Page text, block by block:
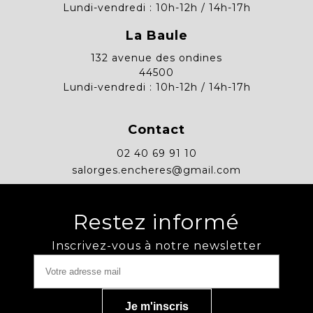
Lundi-vendredi : 10h-12h / 14h-17h
La Baule
132 avenue des ondines
44500
Lundi-vendredi : 10h-12h / 14h-17h
Contact
02 40 69 91 10
salorges.encheres@gmail.com
Restez informé
Inscrivez-vous à notre newsletter